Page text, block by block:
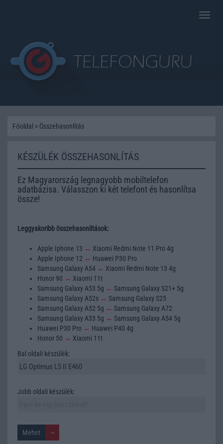
Toggle
Főoldal > Összehasonlítás
KÉSZÜLÉK ÖSSZEHASONLÍTÁS
Ez Magyarország legnagyobb mobiltelefon
adatbázisa. Válasszon ki két telefont és hasonlítsa
össze!
Leggyakoribb összehasonlítások:
Apple Iphone 13 ↔ Xiaomi Redmi Note 11 Pro 4g
Apple Iphone 12 ↔ Huawei P30 Pro
Samsung Galaxy A54 ↔ Xiaomi Redmi Note 13 4g
Honor 90 ↔ Xiaomi 11t
Samsung Galaxy A53 5g ↔ Samsung Galaxy S21+ 5g
Samsung Galaxy A52s ↔ Samsung Galaxy S25
Samsung Galaxy A52 5g ↔ Samsung Galaxy A72
Samsung Galaxy A33 5g ↔ Samsung Galaxy A54 5g
Huawei P30 Pro ↔ Huawei P40 4g
Honor 50 ↔ Xiaomi 11t
Bal oldali készülék:
Jobb oldali készülék: